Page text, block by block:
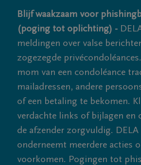
Blijf waakzaam voor
(poging tot oplichting) -
meldingen over valse
zogezegde
mom van een condoléance
mailadressen, andere
of een betaling te bekomen.
verdachte links of bijlagen en
de afzender zorgvuldig. DELA
onderneemt meerdere acties
voorkomen. Pogingen tot